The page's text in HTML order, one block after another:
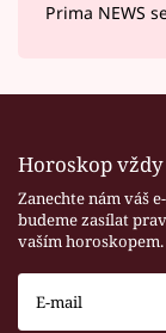
Prima NEWS
Horoskop
Zanechte nám váš
budeme zasílat
vaším horoskopem.